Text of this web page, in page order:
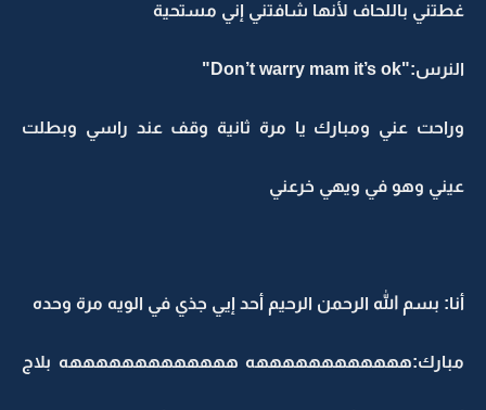
غطتني باللحاف لأنها شافتني إني مستحية
النرس:"Don’t warry mam it’s ok"
وراحت عني ومبارك يا مرة ثانية وقف عند راسي وبطلت
عيني وهو في ويهي خرعني
أنا: بسم الله الرحمن الرحيم أحد إيي جذي في الويه مرة وحده
مبارك:ههههههههههههه هههههههههههههه بلاج